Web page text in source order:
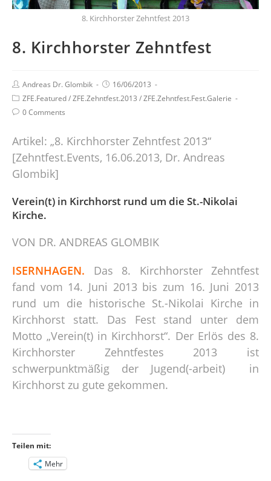
8. Kirchhorster Zehntfest 2013
8. Kirchhorster Zehntfest
Andreas Dr. Glombik
16/06/2013
ZFE.Featured/ZFE.Zehntfest.2013 /ZFE.Zehntfest.Fest.Galerie
0 Comments
Artikel: „8. Kirchhorster Zehntfest 2013“
[Zehntfest.Events, 16.06.2013, Dr. Andreas
Glombik]
Verein(t) in Kirchhorst rund um die St.-Nikolai
Kirche.
VON DR. ANDREAS GLOMBIK
ISERNHAGEN. Das 8. Kirchhorster Zehntfest
fand vom 14. Juni 2013 bis zum 16. Juni 2013
rund um die historische St.-Nikolai Kirche in
Kirchhorst statt. Das Fest stand unter dem
Motto „Verein(t) in Kirchhorst“. Der Erlös des 8.
Kirchhorster Zehntfestes 2013 ist
schwerpunktmäßig der Jugend(-arbeit) in
Kirchhorst zu gute gekommen.
Teilen mit:
Mehr